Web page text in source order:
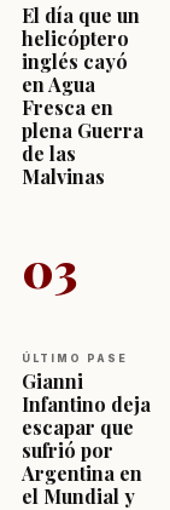
El día que un
helicóptero
inglés cayó
en Agua
Fresca en
plena Guerra
de las
Malvinas
03
ÚLTIMO PASE
Gianni
Infantino deja
escapar que
sufrió por
Argentina en
el Mundial y